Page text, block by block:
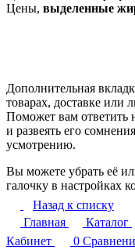
Цены, выделенные
Дополнительная
товарах, доставке или
Поможет вам ответить
и развеять его
усмотрению.
Вы можете убрать её
галочку в настройках
Назад к списку
Главная
Каталог
Кабинет
0